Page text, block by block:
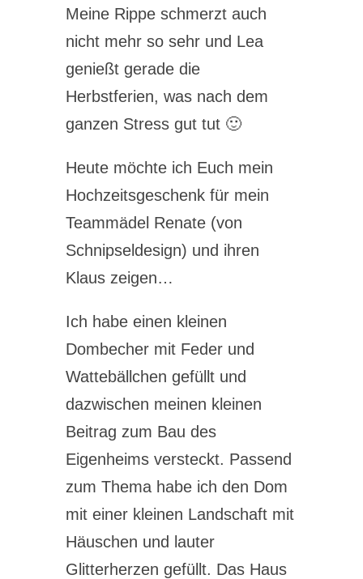
Meine Rippe schmerzt auch
nicht mehr so sehr und Lea
genießt gerade die
Herbstferien, was nach dem
ganzen Stress gut tut 🙂
Heute möchte ich Euch mein
Hochzeitsgeschenk für mein
Teammädel Renate (von
Schnipseldesign) und ihren
Klaus zeigen…
Ich habe einen kleinen
Dombecher mit Feder und
Wattebällchen gefüllt und
dazwischen meinen kleinen
Beitrag zum Bau des
Eigenheims versteckt. Passend
zum Thema habe ich den Dom
mit einer kleinen Landschaft mit
Häuschen und lauter
Glitterherzen gefüllt. Das Haus